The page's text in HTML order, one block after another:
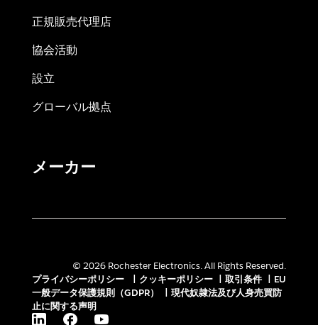
正規販売代理店
協会活動
設立
グローバル拠点
メーカー
© 2026 Rochester Electronics. All Rights Reserved.
プライバシーポリシー
クッキーポリシー 取引条件
EU
一般データ保護規則（GDPR）
現代奴隷法及び人身売買防
止に関する声明